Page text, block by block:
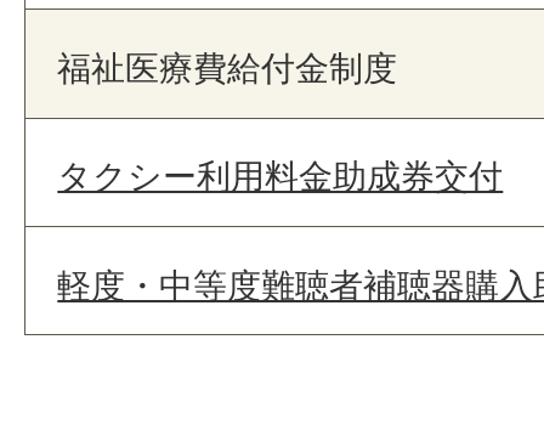
福祉医療費給付金制度
タクシー利用料金助成券交付
軽度・中等度難聴者補聴器購入